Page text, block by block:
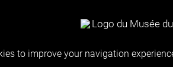
to improve your navigation